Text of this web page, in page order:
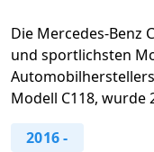
Die Mercedes-Benz
und sportlichsten
Modell C118, wurde
2016-